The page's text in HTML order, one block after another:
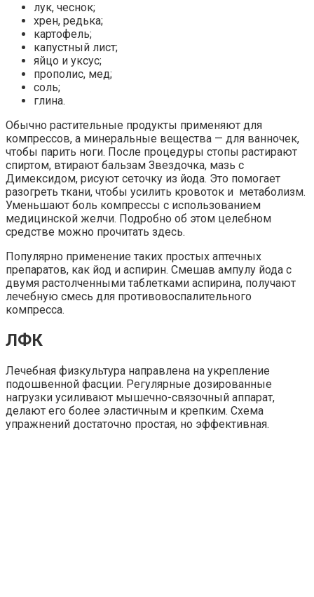
лук, чеснок;
хрен, редька;
картофель;
капустный лист;
яйцо и уксус;
прополис, мед;
соль;
глина.
Обычно растительные продукты применяют для
компрессов, а минеральные вещества — для ванночек,
чтобы парить ноги. После процедуры стопы растирают
спиртом, втирают бальзам Звездочка, мазь с
Димексидом, рисуют сеточку из йода. Это помогает
разогреть ткани, чтобы усилить кровоток и метаболизм.
Уменьшают боль компрессы с использованием
медицинской желчи. Подробно об этом целебном
средстве можно прочитать здесь.
Популярно применение таких простых аптечных
препаратов, как йод и аспирин. Смешав ампулу йода с
двумя растолченными таблетками аспирина, получают
лечебную смесь для противовоспалительного
компресса.
ЛФК
Лечебная физкультура направлена на укрепление
подошвенной фасции. Регулярные дозированные
нагрузки усиливают мышечно-связочный аппарат,
делают его более эластичным и крепким. Схема
упражнений достаточно простая, но эффективная.